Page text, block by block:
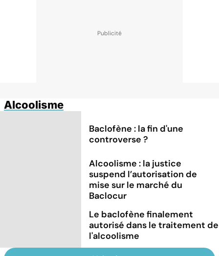
Alcoolisme
Baclofène : la fin d'une
controverse ?
Alcoolisme : la justice
suspend l’autorisation de
mise sur le marché du
Baclocur
Le baclofène finalement
autorisé dans le traitement de
l'alcoolisme